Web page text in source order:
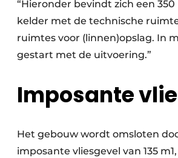
“Hieronder bevindt zich een
kelder met de technische
ruimtes voor (linnen)opslag. In
gestart met de uitvoering.”
Imposante
Het gebouw wordt omsloten
imposante vliesgevel van 135